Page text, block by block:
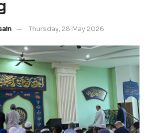
Thursday, 28 May 2026